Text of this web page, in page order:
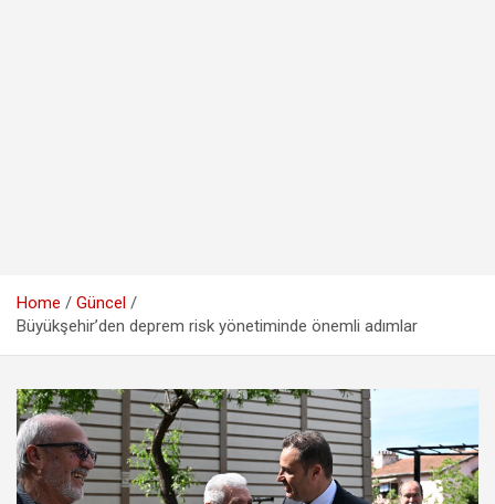
Home
Güncel
Büyükşehir’den deprem risk yönetiminde önemli adımlar